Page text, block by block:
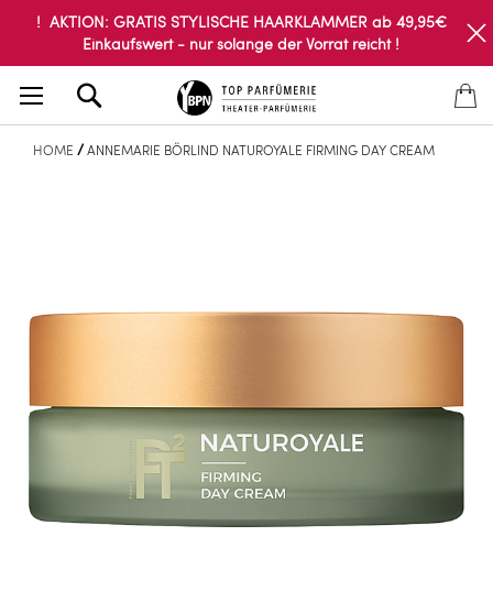
! AKTION: GRATIS STYLISCHE HAARKLAMMER ab 49,95€
Einkaufswert - nur solange der Vorrat reicht !
HOME ANNEMARIE BÖRLIND NATUROYALE FIRMING DAY CREAM